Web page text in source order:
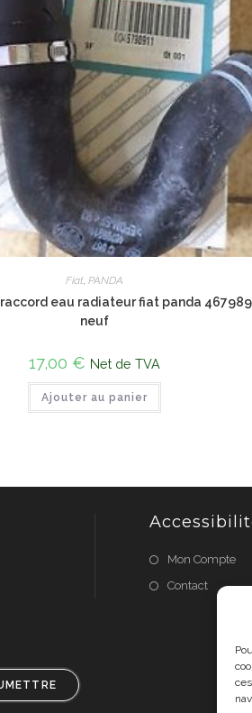
Fiat, PANDA
raccord eau radiateur fiat panda
neuf
17,00 € Net de TVA
Ajouter au panier
Mon Compte
Contact